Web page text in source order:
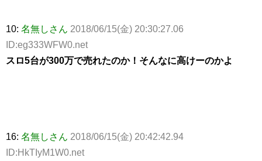
10: 名無しさん 2018/06/15(金) 20:30:27.06
ID:eg333WFW0.net
スロ5台が300万で売れたのか！そんなに高けーのかよ
16: 名無しさん 2018/06/15(金) 20:42:42.94
ID:HkTIyM1W0.net